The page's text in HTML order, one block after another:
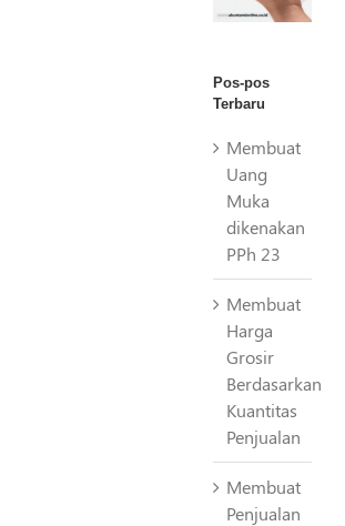
Pos-pos
Terbaru
Membuat
Uang
Muka
dikenakan
PPh 23
Membuat
Harga
Grosir
Berdasarkan
Kuantitas
Penjualan
Membuat
Penjualan